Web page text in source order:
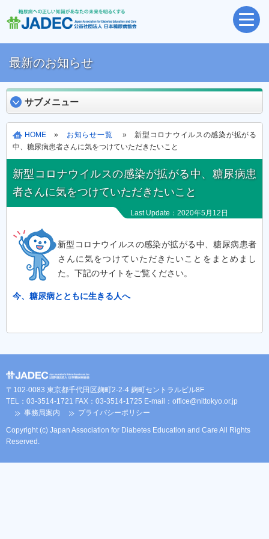
最新のお知らせ
サブメニュー
HOME » お知らせ一覧 » 新型コロナウイルスの感染が拡がる
中、糖尿病患者さんに気をつけていただきたいこと
新型コロナウイルスの感染が拡がる中、糖尿病患
者さんに気をつけていただきたいこと
Last Update：2020年5月12日
新型コロナウイルスの感染が拡がる中、糖尿病患者
さんに気をつけていただきたいことをまとめまし
た。下記のサイトをご覧ください。
今、糖尿病とともに生きる人へ
〒102-0083 東京都千代田区麹町2-2-4 麹町セントラルビル8F
TEL：03-3514-1721 FAX：03-3514-1725 E-mail： office@nittokyo.or.jp
事務局案内
プライバシーポリシー
Copyright (c) Japan Association for Diabetes Education and Care All Rights
Reserved.